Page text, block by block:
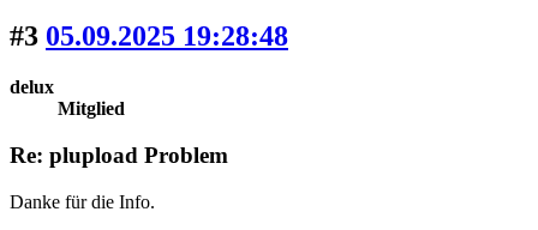
#3 05.09.2025 19:28:48
delux
Mitglied
Re: plupload Problem
Danke für die Info.